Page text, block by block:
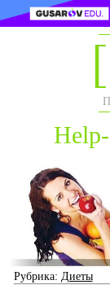
Рубрика: Диеты